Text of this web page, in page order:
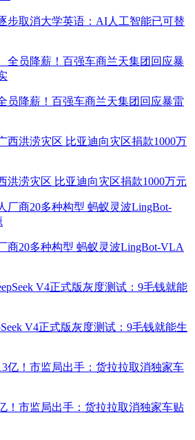
步取消大学英语：AI人工智能已可替
员降薪！百强车商兰天集团回应暴雷
洪涝灾区 比亚迪向灾区捐款1000万元
商20多种构型 蚂蚁灵波LingBot-VLA
V4正式版灰度测试：9毛钱就能生
！市监局出手：货拉拉取消独家车贴